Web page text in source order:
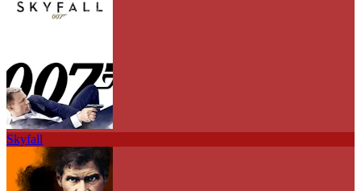
Skyfall